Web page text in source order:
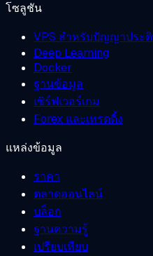
โซลูชัน
VPS สำหรับปัญญาประ
Deep Learning
Docker
ฐานข้อมูล
เซิร์ฟเวอร์เกม
Forex และเทรดดิ้ง
แหล่งข้อมูล
ราคา
ตลาดออนไลน์
บล็อก
ฐานความรู้
เปรียบเทียบ